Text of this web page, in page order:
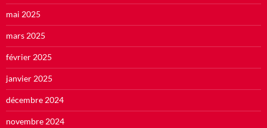
mai 2025
mars 2025
février 2025
janvier 2025
décembre 2024
novembre 2024